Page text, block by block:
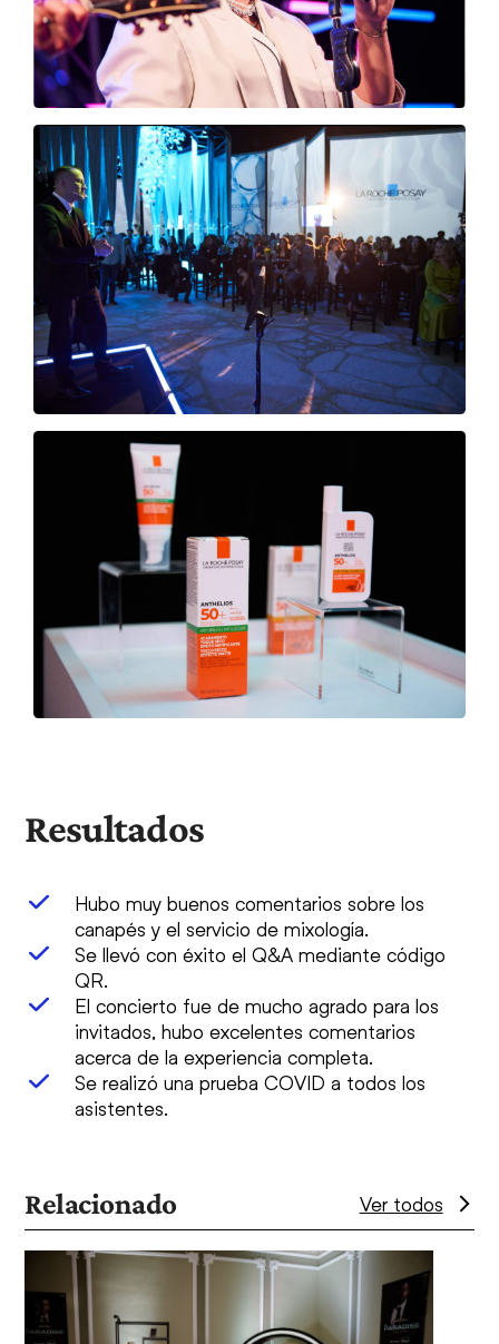
Resultados
Hubo muy buenos comentarios sobre los
canapés y el servicio de mixología.
Se llevó con éxito el Q&A mediante código
QR.
El concierto fue de mucho agrado para los
invitados, hubo excelentes comentarios
acerca de la experiencia completa.
Se realizó una prueba COVID a todos los
asistentes.
Relacionado Ver todos
the
left